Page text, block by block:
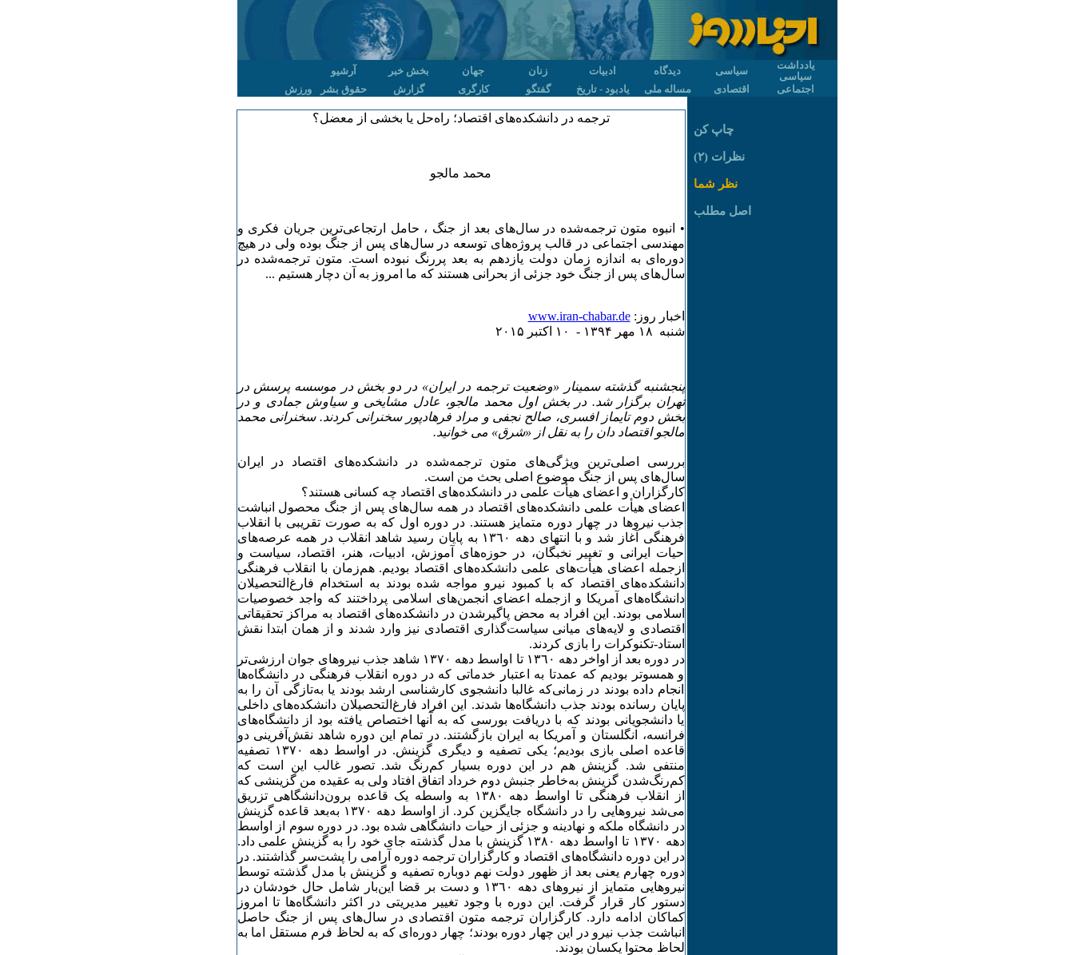
یادداشت
سیاسی
سیاسی دیدگاه ادبیات زنان جهان بخش خبر
آرشیو
اجتماعی
اقتصادی مساله ملی یادبود - تاریخ گفتگو کارگری گزارش حقوق بشر ورزش
ترجمه در دانشکده‌های اقتصاد؛ راه‌حل یا بخشی از معضل؟
محمد مالجو
• انبوه متون ترجمه‌شده در سال‌های بعد از جنگ ، حامل ارتجاعی‌ترین جریان فکری و
مهندسی اجتماعی در قالب پروژه‌های توسعه در سال‌های پس از جنگ بوده ولی در هیچ
دوره‌ای به اندازه زمان دولت یازدهم به بعد پر‌رنگ نبوده است. متون ترجمه‌شده در
سال‌های پس از جنگ خود جزئی از بحرانی هستند که ما امروز به آن دچار هستیم ...
اخبار روز:www.iran-chabar.de
شنبه ۱٨ مهر ۱٣۹۴ - ۱۰ اکتبر ۲۰۱۵
پنجشنبه گذشته سمینار «وضعیت ترجمه در ایران» در دو بخش در موسسه پرسش در
تهران برگزار شد. در بخش اول محمد مالجو، عادل مشایخی و سیاوش جمادی و در
بخش دوم تایماز افسری، صالح نجفی و مراد فرهادپور سخنرانی کردند. سخنرانی محمد
مالجو اقتصاد دان را به نقل از «شرق» می خوانید.
بررسی اصلی‌ترین ویژگی‌های متون ترجمه‌شده در دانشکد‌ه‌های اقتصاد در ایران
سال‌های پس از جنگ موضوع اصلی بحث من است.
کارگزاران و اعضای هیأت علمی در دانشکده‌های اقتصاد چه کسانی هستند؟
اعضای هیأت علمی دانشکده‌های اقتصاد در همه سال‌های پس از جنگ محصول انباشت
جذب نیروها در چهار دوره متمایز هستند. در دوره اول که به صورت تقریبی با انقلاب
فرهنگی آغاز شد و با انتهای دهه ١٣٦٠ به پایان رسید شاهد انقلاب در همه عرصه‌های
حیات ایرانی و تغییر نخبگان، در حوزه‌های آموزش، ادبیات، هنر، اقتصاد، سیاست و
ازجمله اعضای هیأت‌های علمی دانشکده‌های اقتصاد بودیم. هم‌زمان با انقلاب فرهنگی
دانشکده‌های اقتصاد که با کمبود نیرو مواجه شده بودند به استخدام فارغ‌التحصیلان
دانشگاه‌های آمریکا و ازجمله اعضای انجمن‌های اسلامی پرداختند که واجد خصوصیات
اسلامی بودند. این افراد به محض پاگیر‌شدن در دانشکده‌های اقتصاد به مراکز تحقیقاتی
اقتصادی و لایه‌های میانی سیاست‌گذاری اقتصادی نیز وارد شدند و از همان ابتدا نقش
استاد-تکنوکرات را بازی کردند.
در دوره بعد از اواخر دهه ١٣٦٠ تا اواسط دهه ١٣٧٠ شاهد جذب نیروهای جوان ارزشی‌تر
و همسو‌تر بودیم که عمدتا به اعتبار خدماتی که در دوره انقلاب فرهنگی در دانشگاه‌ها
انجام داده بودند در زمانی‌که غالبا دانشجوی کارشناسی ارشد بودند یا به‌تازگی آن را به
پایان رسانده بودند جذب دانشگاه‌ها شدند. این افراد فارغ‌التحصیلان دانشکده‌های داخلی
یا دانشجویانی بودند که با دریافت بورسی که به آنها اختصاص یافته بود از دانشگاه‌های
فرانسه، انگلستان و آمریکا به ایران بازگشتند. در تمام این دوره شاهد نقش‌آفرینی دو
قاعده اصلی بازی بودیم؛ یکی تصفیه و دیگری گزینش. در اواسط دهه ١٣٧٠ تصفیه
منتفی شد. گزینش هم در این دوره بسیار کم‌رنگ شد. تصور غالب این است که
کم‌رنگ‌شدن گزینش به‌خاطر جنبش دوم خرداد اتفاق افتاد ولی به عقیده من گزینشی که
از انقلاب فرهنگی تا اواسط دهه ١٣٨٠ به واسطه یک قاعده برون‌دانشگاهی تزریق
می‌شد نیروهایی را در دانشگاه جایگزین کرد. از اواسط دهه ١٣٧٠ به‌بعد قاعده گزینش
در دانشگاه ملکه و نهادینه و جزئی از حیات دانشگاهی شده بود. در دوره سوم از اواسط
دهه ١٣٧٠ تا اواسط دهه ١٣٨٠ گزینش با مدل گذشته جای خود را به گزینش علمی داد.
در این دوره دانشگاه‌های اقتصاد و کارگزاران ترجمه دوره آرامی را پشت‌سر گذاشتند. در
دوره چهارم یعنی بعد از ظهور دولت نهم دوباره تصفیه و گزینش با مدل گذشته توسط
نیروهایی متمایز از نیروهای دهه ١٣٦٠ و دست بر قضا این‌بار شامل حال خودشان در
دستور کار قرار گرفت. این دوره با وجود تغییر مدیریتی در اکثر دانشگاه‌ها تا امروز
کماکان ادامه دارد. کارگزاران ترجمه متون اقتصادی در سال‌های پس از جنگ حاصل
انباشت جذب نیرو در این چهار دوره بودند؛ چهار دوره‌ای که به لحاظ فرم مستقل اما به
لحاظ محتوا یکسان بودند.
چاپ کن
نظرات (۲)
نظر شما
اصل مطلب